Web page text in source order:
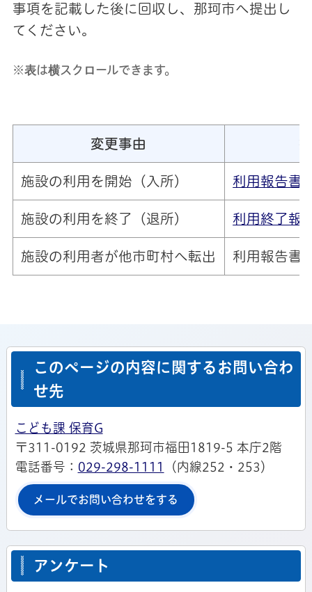
事項を記載した後に回収し、那珂市へ提出し
てください。
※表は横スクロールできます。
変更事由
施設の利用を開始（入所） 利用報告書
施設の利用を終了（退所） 利用終了報
施設の利用者が他市町村へ転出 利用報告書
このページの内容に関するお問い合わ
せ先
こども課 保育G
〒311-0192 茨城県那珂市福田1819-5 本庁2階
電話番号： 029-298-1111 （内線252・253）
メールでお問い合わせをする
アンケート